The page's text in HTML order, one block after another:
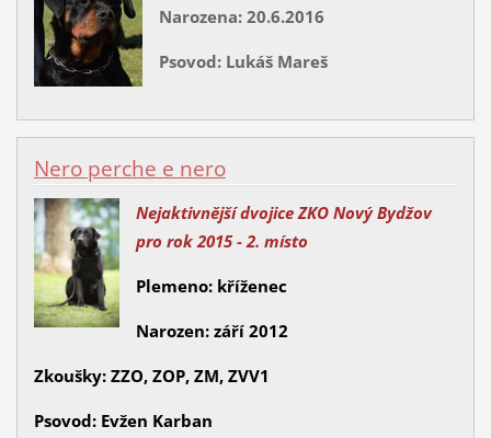
Narozena: 20.6.2016
Psovod: Lukáš Mareš
Nero perche e nero
Nejaktivnější dvojice ZKO Nový Bydžov
pro rok 2015 - 2. místo
Plemeno: kříženec
Narozen: září 2012
Zkoušky: ZZO, ZOP, ZM, ZVV1
Psovod: Evžen Karban